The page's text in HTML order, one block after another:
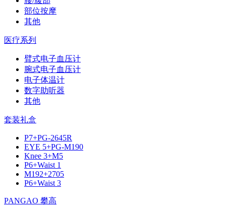
部位按摩
其他
医疗系列
臂式电子血压计
腕式电子血压计
电子体温计
数字助听器
其他
套装礼盒
P7+PG-2645R
EYE 5+PG-M190
Knee 3+M5
P6+Waist 1
M192+2705
P6+Waist 3
PANGAO 攀高